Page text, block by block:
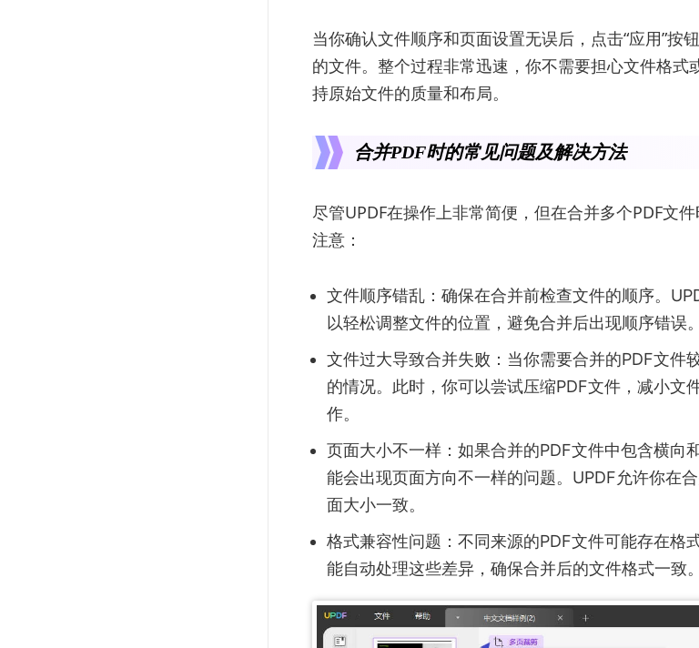
当你确认文件顺序和页面设置无误后，点击“应用”按
的文件。整个过程非常迅速，你不需要担心文件格式
持原始文件的质量和布局。
合并PDF时的常见问题及解决方法
尽管UPDF在操作上非常简便，但在合并多个PDF文
注意：
文件顺序错乱：确保在合并前检查文件的顺序。
以轻松调整文件的位置，避免合并后出现顺序错误。
文件过大导致合并失败：当你需要合并的PDF文件
的情况。此时，你可以尝试压缩PDF文件，减小文
作。
页面大小不一样：如果合并的PDF文件中包含横向
能会出现页面方向不一样的问题。UPDF允许你在
面大小一致。
格式兼容性问题：不同来源的PDF文件可能存在格
能自动处理这些差异，确保合并后的文件格式一致。